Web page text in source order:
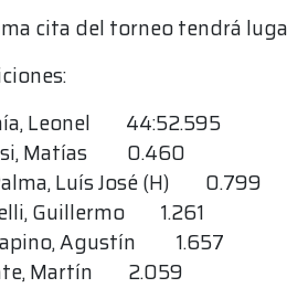
cita del torneo tendrá
Leonel 44:52.595
Matías 0.460
Luís José (H) 0.799
Guillermo 1.261
Agustín 1.657
Martín 2.059